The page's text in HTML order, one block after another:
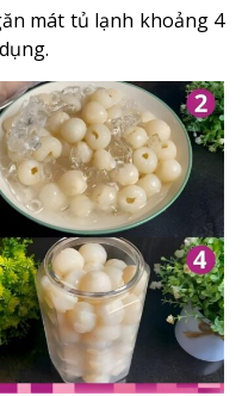
mát tủ lạnh khoảng 4